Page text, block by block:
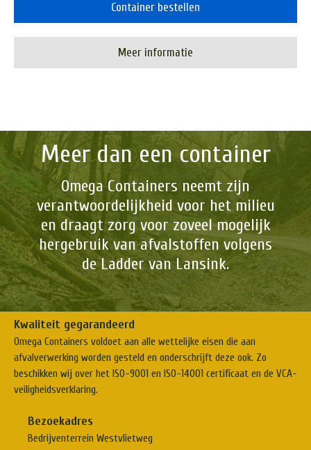
Container bestellen
Meer informatie
Meer dan een container
Omega Containers neemt zijn
verantwoordelijkheid voor het milieu
en draagt zorg voor zoveel mogelijk
hergebruik van afvalstoffen volgens
de Ladder van Lansink.
Kwaliteit gegarandeerd
Omega Containers voldoet aan alle wettelijke eisen die aan
afvalverwerking worden gesteld en onderschrijft deze ook. Zo
beschikken wij over het ISO-9001 en ISO-14001 certificaat en de VCA-
veiligheidsverklaring.
Bezoekadres
Bedrijventerrein Westvlietweg